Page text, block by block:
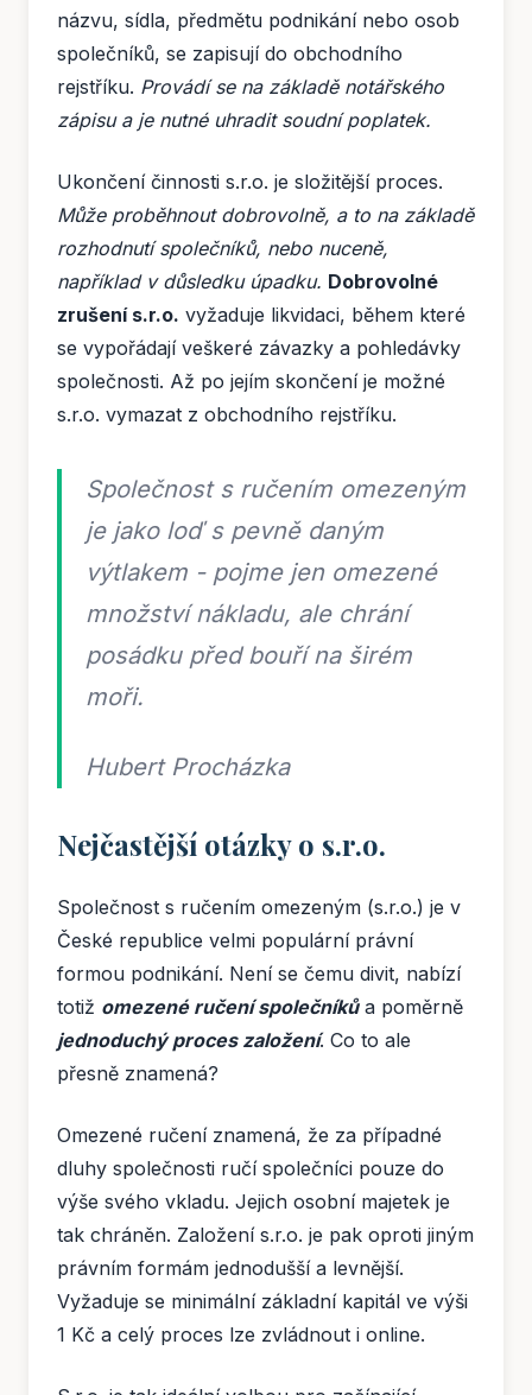
názvu, sídla, předmětu podnikání nebo osob
společníků, se zapisují do obchodního
rejstříku. Provádí se na základě notářského
zápisu a je nutné uhradit soudní poplatek.
Ukončení činnosti s.r.o. je složitější proces.
Může proběhnout dobrovolně, a to na základě
rozhodnutí společníků, nebo nuceně,
například v důsledku úpadku. Dobrovolné
zrušení s.r.o. vyžaduje likvidaci, během které
se vypořádají veškeré závazky a pohledávky
společnosti. Až po jejím skončení je možné
s.r.o. vymazat z obchodního rejstříku.
Společnost s ručením omezeným
je jako loď s pevně daným
výtlakem - pojme jen omezené
množství nákladu, ale chrání
posádku před bouří na širém
moři.
Hubert Procházka
Nejčastější otázky o s.r.o.
Společnost s ručením omezeným (s.r.o.) je v
České republice velmi populární právní
formou podnikání. Není se čemu divit, nabízí
totiž omezené ručení společníkůa poměrně
jednoduchý proces založení. Co to ale
přesně znamená?
Omezené ručení znamená, že za případné
dluhy společnosti ručí společníci pouze do
výše svého vkladu. Jejich osobní majetek je
tak chráněn. Založení s.r.o. je pak oproti jiným
právním formám jednodušší a levnější.
Vyžaduje se minimální základní kapitál ve výši
1 Kč a celý proces lze zvládnout i online.